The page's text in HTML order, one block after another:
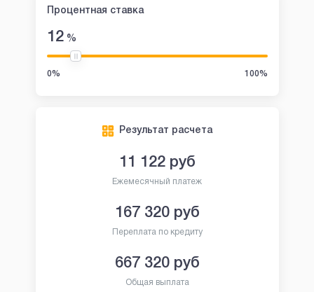
Процентная ставка
12%
0% 100%
Результат расчета
11 122руб
Ежемесячный платеж
167 320руб
Переплата по кредиту
667 320руб
Общая выплата